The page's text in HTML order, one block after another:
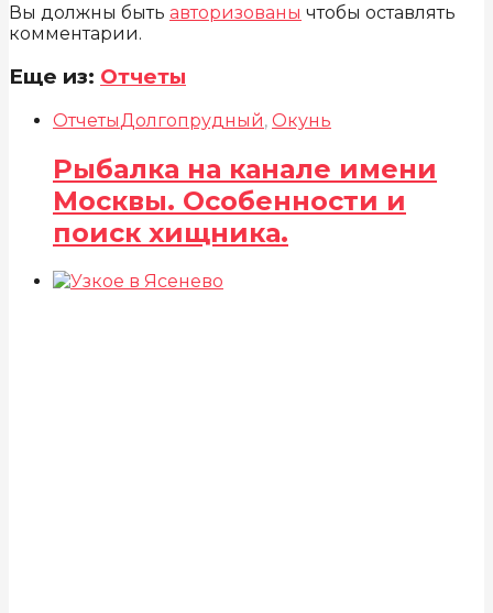
Вы должны быть авторизованы чтобы оставлять
комментарии.
Еще из: Отчеты
ОтчетыДолгопрудный, Окунь
Рыбалка на канале имени
Москвы. Особенности и
поиск хищника.